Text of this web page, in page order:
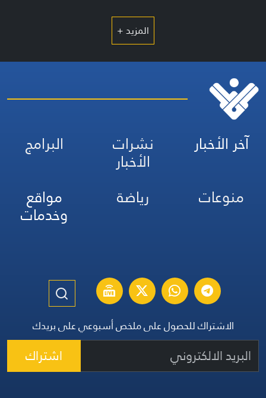
المزيد +
آخر الأخبار نشرات
الأخبار
البرامج
منوعات
رياضة مواقع
وخدمات
الاشتراك للحصول على ملخص أسبوعي على بريدك
اشتراك